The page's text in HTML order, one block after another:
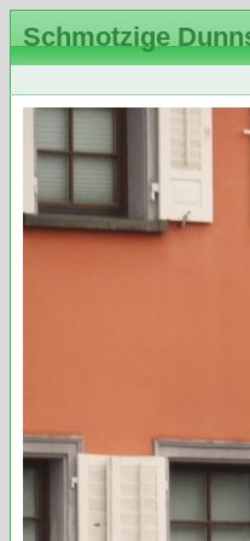
Schmotzige